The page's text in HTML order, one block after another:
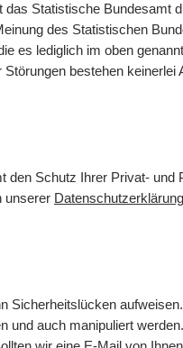
Statistische Bundesamt
des Statistischen
es lediglich im oben
bestehen
den Schutz Ihrer Privat-
unserer Datenschutzerklärung
Sicherheitslücken
und auch manipuliert